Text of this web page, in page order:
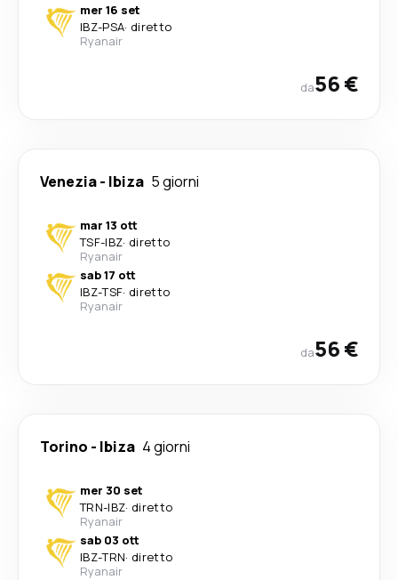
mer 16 set
IBZ-PSA· diretto
Ryanair
da56 €
Venezia- Ibiza 5 giorni
mar 13 ott
TSF-IBZ· diretto
Ryanair
sab 17 ott
IBZ-TSF· diretto
Ryanair
da56 €
Torino - Ibiza 4 giorni
mer 30 set
TRN-IBZ· diretto
Ryanair
sab 03 ott
IBZ-TRN· diretto
Ryanair